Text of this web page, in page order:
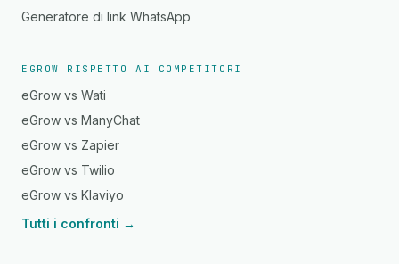
Generatore di link WhatsApp
EGROW RISPETTO AI COMPETITORI
eGrow vs Wati
eGrow vs ManyChat
eGrow vs Zapier
eGrow vs Twilio
eGrow vs Klaviyo
Tutti i confronti →